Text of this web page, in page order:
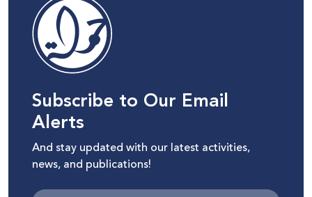
Subscribe to Our Email
Alerts
And stay updated with our latest activities,
news, and publications!